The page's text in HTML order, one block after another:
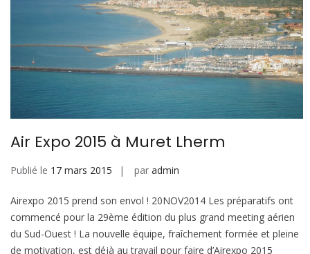
Air Expo 2015 à Muret Lherm
Publié le 17 mars 2015 par admin
Airexpo 2015 prend son envol ! 20NOV2014 Les préparatifs ont
commencé pour la 29ème édition du plus grand meeting aérien
du Sud-Ouest ! La nouvelle équipe, fraîchement formée et pleine
de motivation, est déjà au travail pour faire d’Airexpo 2015